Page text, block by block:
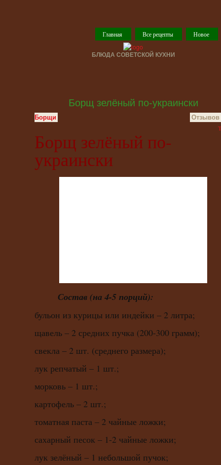
Главная Все рецепты Новое
БЛЮДА СОВЕТСКОЙ КУХНИ
Борщ зелёный по-украински
Борщи Отзывов
Борщ зелёный по-
украински
Состав (на 4-5 порций):
бульон из курицы или индейки – 2 литра;
щавель – 2 средних пучка (200-300 грамм);
свекла – 2 шт. (среднего размера);
лук репчатый – 1 шт.;
морковь – 1 шт.;
картофель – 2 шт.;
томатная паста – 2 чайные ложки;
сахарный песок – 1-2 чайные ложки;
лук зелёный – 1 небольшой пучок;